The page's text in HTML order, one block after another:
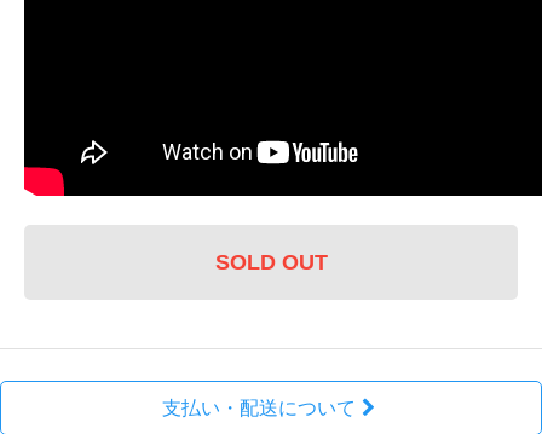
SOLD OUT
支払い・配送について